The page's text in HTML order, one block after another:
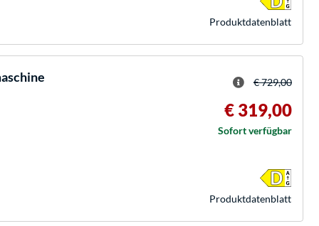
Produkt­datenblatt
€ 729,00
€ 319,00
Sofort verfügbar
Produkt­datenblatt